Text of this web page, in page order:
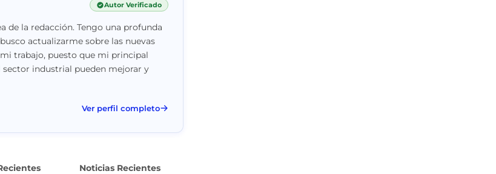
Autor Verificado
de la redacción. Tengo una profunda
actualizarme sobre las nuevas
trabajo, puesto que mi principal
sector industrial pueden mejorar y
Ver perfil completo
Noticias Recientes